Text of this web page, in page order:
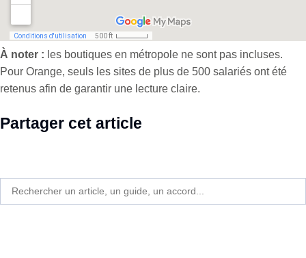
À noter : les boutiques en métropole ne sont pas incluses.
Pour Orange, seuls les sites de plus de 500 salariés ont été
retenus afin de garantir une lecture claire.
Partager cet article